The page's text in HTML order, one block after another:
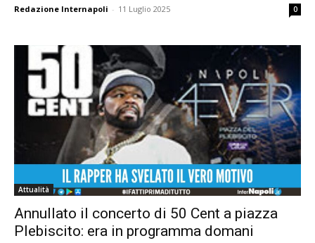
Redazione Internapoli - 11 Luglio 2025 0
Attualità
Annullato il concerto di 50 Cent a piazza
Plebiscito: era in programma domani